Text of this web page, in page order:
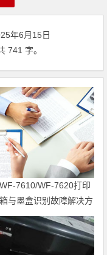
年6月15日
741 字。
7610/WF-7620打印
与墨盒识别故障解决方